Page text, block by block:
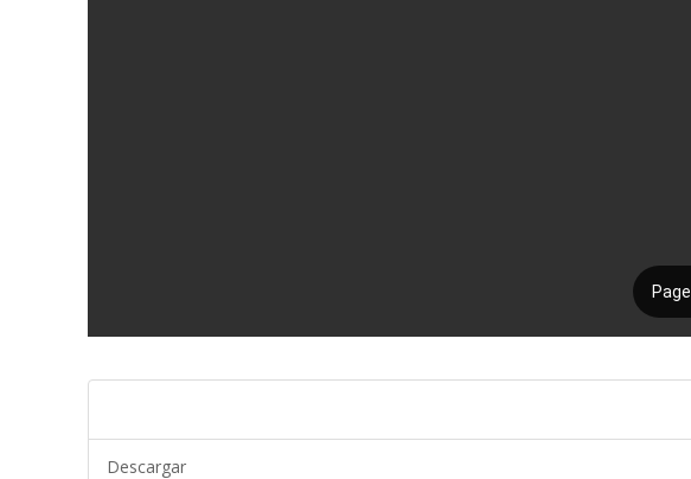
Descargar